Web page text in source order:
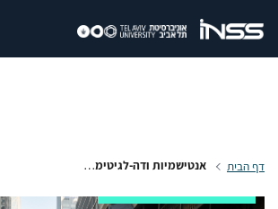
דף הבית אנטישמיות ודה-לגיטימציה